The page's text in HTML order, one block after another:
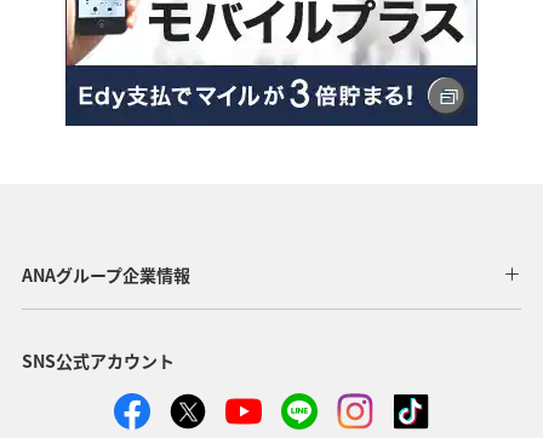
ANAグループ企業情報
SNS公式アカウント